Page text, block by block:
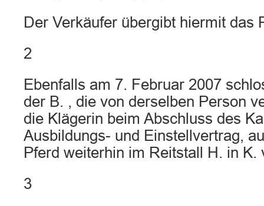
Der Verkäufer übergibt hiermit das
2
Ebenfalls am 7. Februar 2007
der B. , die von derselben Person
die Klägerin beim Abschluss des
Ausbildungs- und Einstellvertrag,
Pferd weiterhin im Reitstall H. in K.
3